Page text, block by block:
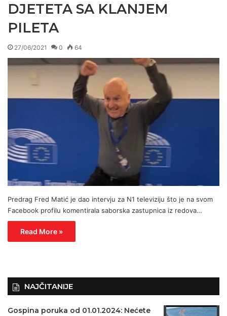
DJETETA SA KLANJEM
PILETA
27/06/2021 0 64
Predrag Fred Matić je dao intervju za N1 televiziju što je na svom
Facebook profilu komentirala saborska zastupnica iz redova…
Read More »
NAJČITANIJE
Gospina poruka od 01.01.2024: Nećete